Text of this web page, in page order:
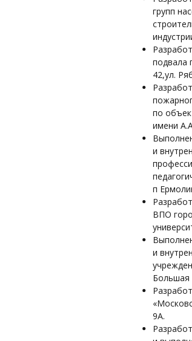
групп
подвала
42,ул.
по
имени
и
п
ВПО
и
Большая
9А.